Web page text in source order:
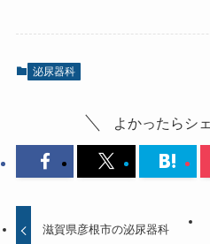
泌尿器科
よかったらシ
滋賀県彦根市の泌尿器科